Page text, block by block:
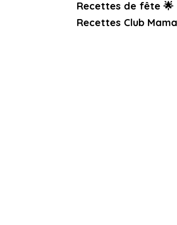
Recettes de fête 🌟
Recettes Club